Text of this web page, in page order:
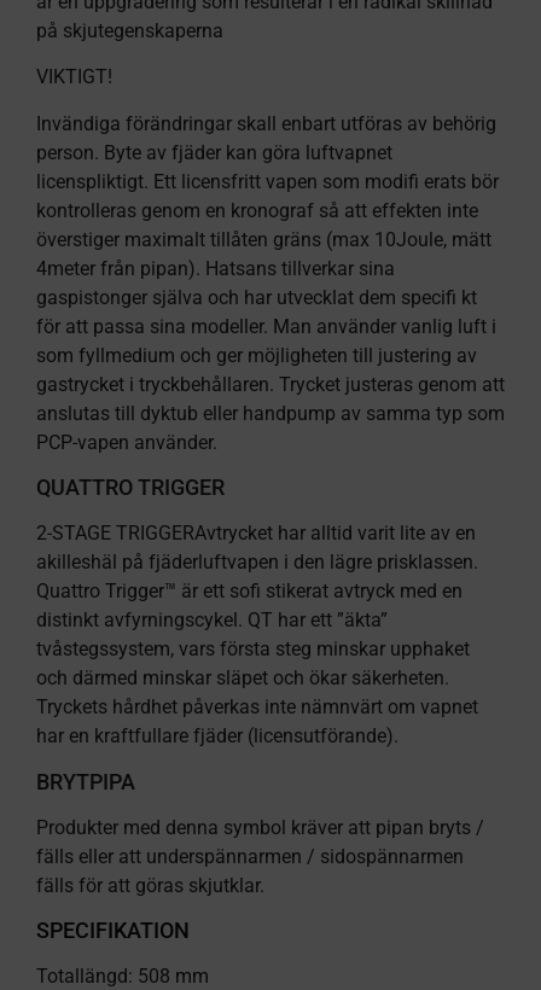
på skjutegenskaperna
VIKTIGT!
Invändiga förändringar skall enbart utföras av behörig
person. Byte av fjäder kan göra luftvapnet
licenspliktigt. Ett licensfritt vapen som modifi erats bör
kontrolleras genom en kronograf så att effekten inte
överstiger maximalt tillåten gräns (max 10Joule, mätt
4meter från pipan). Hatsans tillverkar sina
gaspistonger själva och har utvecklat dem specifi kt
för att passa sina modeller. Man använder vanlig luft i
som fyllmedium och ger möjligheten till justering av
gastrycket i tryckbehållaren. Trycket justeras genom att
anslutas till dyktub eller handpump av samma typ som
PCP-vapen använder.
QUATTRO TRIGGER
2-STAGE TRIGGERAvtrycket har alltid varit lite av en
akilleshäl på fjäderluftvapen i den lägre prisklassen.
Quattro Trigger™ är ett sofi stikerat avtryck med en
distinkt avfyrningscykel. QT har ett ”äkta”
tvåstegssystem, vars första steg minskar upphaket
och därmed minskar släpet och ökar säkerheten.
Tryckets hårdhet påverkas inte nämnvärt om vapnet
har en kraftfullare fjäder (licensutförande).
BRYTPIPA
Produkter med denna symbol kräver att pipan bryts /
fälls eller att underspännarmen / sidospännarmen
fälls för att göras skjutklar.
SPECIFIKATION
Totallängd: 508 mm